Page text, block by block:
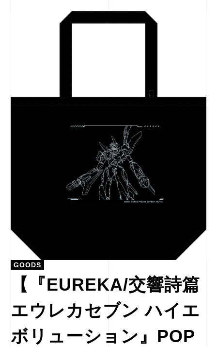
GOODS
【『EUREKA/交響詩篇
エウレカセブン ハイエ
ボリューション』POP